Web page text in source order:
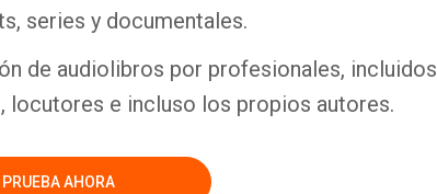
series y documentales.
de audiolibros por profesionales, incluidos
locutores e incluso los propios autores.
PRUEBA AHORA